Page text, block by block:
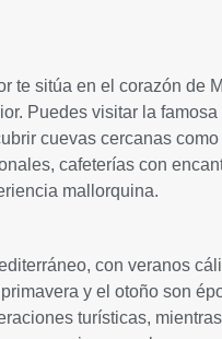
te sitúa en el corazón de
Puedes visitar la
cuevas cercanas
cafeterías con
mallorquina.
con veranos
y el otoño son
turísticas,